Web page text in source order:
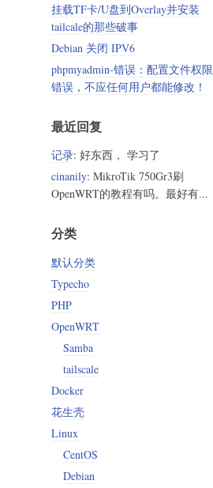
挂载TF卡/U盘到Overlay并安装
tailcale的那些破事
Debian 关闭 IPV6
phpmyadmin-错误：配置文件权限
错误，不应任何用户都能修改！
最近回复
记录: 好东西， 学习了
cinanily: MikroTik 750Gr3刷
OpenWRT的教程有吗。最好有...
分类
默认分类
Typecho
PHP
OpenWRT
Samba
tailscale
Docker
花生壳
Linux
CentOS
Debian